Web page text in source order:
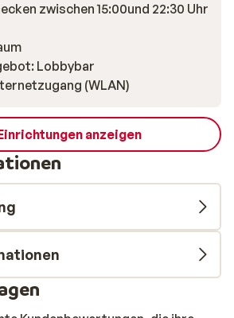
zwischen 15:00und 22:30 Uhr
Lobbybar
(WLAN)
anzeigen